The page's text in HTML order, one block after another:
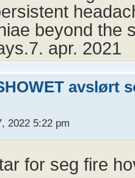
beyond the
apr. 2021
avslørt
2022 5:22 pm
for seg fire